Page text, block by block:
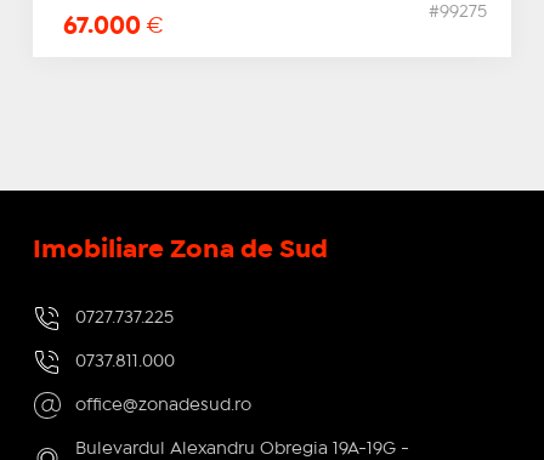
67.000 €
#99275
Imobiliare Zona de Sud
0727.737.225
0737.811.000
office@zonadesud.ro
Bulevardul Alexandru Obregia 19A-19G -